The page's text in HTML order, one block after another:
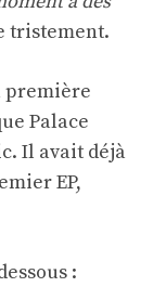
tristement.
première
Palace
Il avait déjà
EP,
: